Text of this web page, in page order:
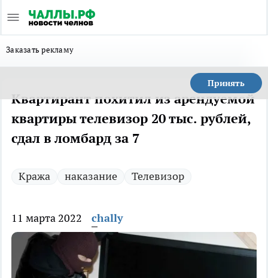
Заказать рекламу
Принять
Квартирант похитил из арендуемой
квартиры телевизор 20 тыс. рублей,
сдал в ломбард за 7
Кража наказание Телевизор
11 марта 2022 chally